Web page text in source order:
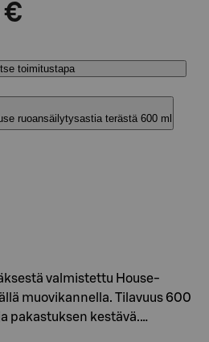
€
toimitustapa
ruoansäilytysastia terästä 600 ml
valmistettu House-
muovikannella. Tilavuus 600
pakastuksen kestävä.…